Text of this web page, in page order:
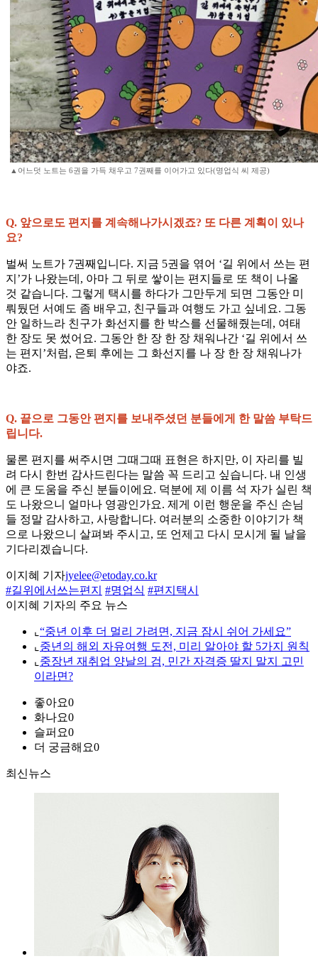
▲어느덧 노트는 6권을 가득 채우고 7권째를 이어가고 있다(명업식 씨 제공)
Q. 앞으로도 편지를 계속해나가시겠죠? 또 다른 계획이 있나
요?
벌써 노트가 7권째입니다. 지금 5권을 엮어 ‘길 위에서 쓰는 편
지’가 나왔는데, 아마 그 뒤로 쌓이는 편지들로 또 책이 나올
것 같습니다. 그렇게 택시를 하다가 그만두게 되면 그동안 미
뤄뒀던 서예도 좀 배우고, 친구들과 여행도 가고 싶네요. 그동
안 일하느라 친구가 화선지를 한 박스를 선물해줬는데, 여태
한 장도 못 썼어요. 그동안 한 장 한 장 채워나간 ‘길 위에서 쓰
는 편지’처럼, 은퇴 후에는 그 화선지를 나 장 한 장 채워나가
야죠.
Q. 끝으로 그동안 편지를 보내주셨던 분들에게 한 말씀 부탁드
립니다.
물론 편지를 써주시면 그때그때 표현은 하지만, 이 자리를 빌
려 다시 한번 감사드린다는 말씀 꼭 드리고 싶습니다. 내 인생
에 큰 도움을 주신 분들이에요. 덕분에 제 이름 석 자가 실린 책
도 나왔으니 얼마나 영광인가요. 제게 이런 행운을 주신 손님
들 정말 감사하고, 사랑합니다. 여러분의 소중한 이야기가 책
으로 나왔으니 살펴봐 주시고, 또 언제고 다시 모시게 될 날을
기다리겠습니다.
이지혜 기자jyelee@etoday.co.kr
#길위에서쓰는편지 #명업식 #편지택시
이지혜 기자의 주요 뉴스
⌞ “중년 이후 더 멀리 가려면, 지금 잠시 쉬어 가세요”
⌞ 중년의 해외 자유여행 도전, 미리 알아야 할 5가지 원칙
⌞ 중장년 재취업 양날의 검, 민간 자격증 딸지 말지 고민
이라면?
좋아요0
화나요0
슬퍼요0
더 궁금해요0
최신뉴스